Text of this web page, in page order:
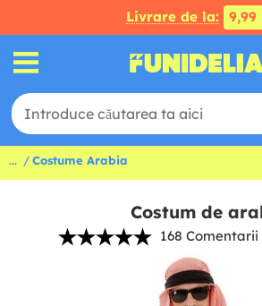
Livrare de la: 9,99
... Costume Arabia
Costum de
168 Comentarii